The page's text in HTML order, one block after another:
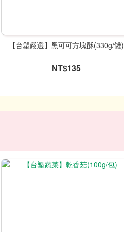
【台塑嚴選】黑可可方塊酥(330g/罐)
NT$135